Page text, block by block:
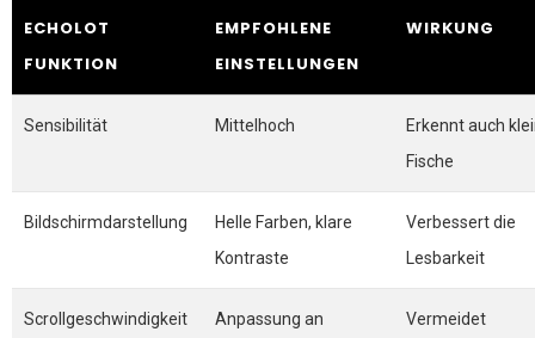
ECHOLOT
FUNKTION
EMPFOHLENE
EINSTELLUNGEN
WIRKUNG
Sensibilität Mittelhoch
Erkennt auch
Fische
Bildschirmdarstellung
Helle Farben, klare
Kontraste
Verbessert die
Lesbarkeit
Scrollgeschwindigkeit
Anpassung an
Vermeidet